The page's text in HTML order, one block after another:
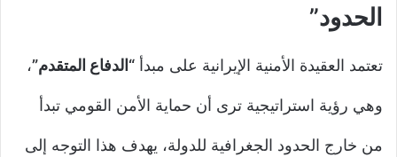
الحدود”
تعتمد العقيدة الأمنية الإيرانية على مبدأ “الدفاع المتقدم”،
وهي رؤية استراتيجية ترى أن حماية الأمن القومي تبدأ
من خارج الحدود الجغرافية للدولة، يهدف هذا التوجه إلى